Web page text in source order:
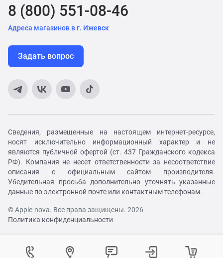
8 (800) 551-08-46
Адреса магазинов в г. Ижевск
Задать вопрос
Сведения, размещенные на настоящем интернет-ресурсе,
носят исключительно информационный характер и не
являются публичной офертой (ст. 437 Гражданского кодекса
РФ). Компания не несет ответственности за несоответствие
описания с официальным сайтом производителя.
Убедительная просьба дополнительно уточнять указанные
данные по электронной почте или контактным телефонам.
© Apple-nova. Все права защищены. 2026
Политика конфиденциальности
Контактный центр
Укажите ваш город
Изменение города
Как вам удобнее с нами связаться?
Войти в личный кабинет